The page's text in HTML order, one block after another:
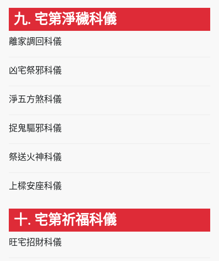
九. 宅第淨穢科儀
離家調回科儀
凶宅祭邪科儀
淨五方煞科儀
捉鬼驅邪科儀
祭送火神科儀
上樑安座科儀
十. 宅第祈福科儀
旺宅招財科儀